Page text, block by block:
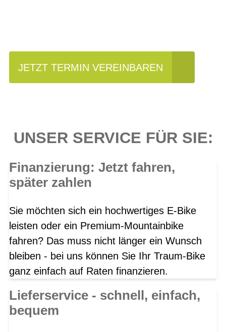
JETZT TERMIN VEREINBAREN
UNSER SERVICE FÜR SIE:
Finanzierung: Jetzt fahren,
später zahlen
Sie möchten sich ein hochwertiges E-Bike
leisten oder ein Premium-Mountainbike
fahren? Das muss nicht länger ein Wunsch
bleiben - bei uns können Sie Ihr Traum-Bike
ganz einfach auf Raten finanzieren.
Lieferservice - schnell, einfach,
bequem